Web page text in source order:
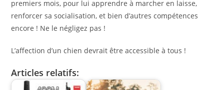
premiers mois, pour lui apprendre à marcher en laisse,
renforcer sa socialisation, et bien d’autres compétences
encore ! Ne le négligez pas !
L’affection d’un chien devrait être accessible à tous !
Articles relatifs: